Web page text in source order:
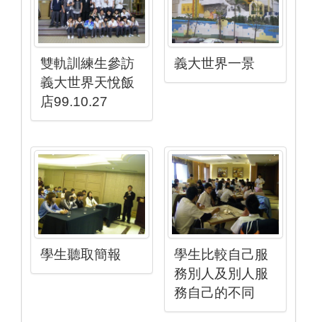
雙軌訓練生參訪
義大世界天悅飯
店99.10.27
義大世界一景
學生聽取簡報
學生比較自己服
務別人及別人服
務自己的不同